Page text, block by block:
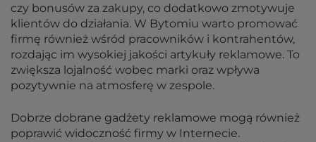
czy bonusów za zakupy, co dodatkowo zmotywuje
klientów do działania. W Bytomiu warto promować
firmę również wśród pracowników i kontrahentów,
rozdając im wysokiej jakości artykuły reklamowe. To
zwiększa lojalność wobec marki oraz wpływa
pozytywnie na atmosferę w zespole.
Dobrze dobrane gadżety reklamowe mogą również
poprawić widoczność firmy w Internecie.